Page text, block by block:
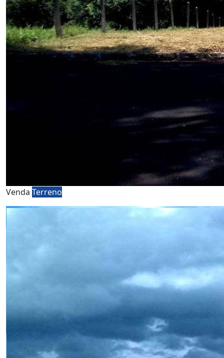
Venda Terreno